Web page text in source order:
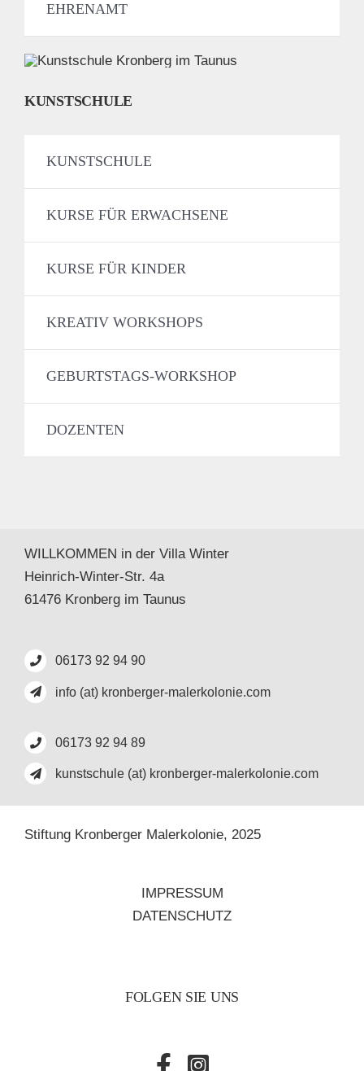
EHRENAMT
KUNSTSCHULE
KUNSTSCHULE
KURSE FÜR ERWACHSENE
KURSE FÜR KINDER
KREATIV WORKSHOPS
GEBURTSTAGS-WORKSHOP
DOZENTEN
WILLKOMMEN in der Villa Winter
Heinrich-Winter-Str. 4a
61476 Kronberg im Taunus
06173 92 94 90
info (at) kronberger-malerkolonie.com
06173 92 94 89
kunstschule (at) kronberger-malerkolonie.com
Stiftung Kronberger Malerkolonie, 2025
IMPRESSUM
DATENSCHUTZ
FOLGEN SIE UNS